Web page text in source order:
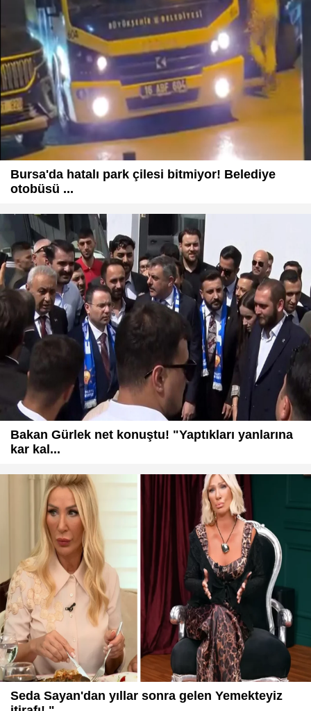
Bursa'da hatalı park çilesi bitmiyor! Belediye
otobüsü ...
Bakan Gürlek net konuştu! "Yaptıkları yanlarına
kar kal...
Seda Sayan'dan yıllar sonra gelen Yemekteyiz